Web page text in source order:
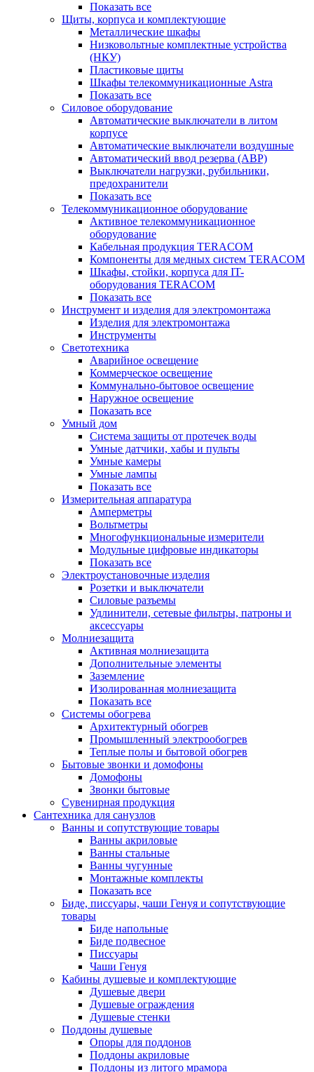
Показать все
Щиты, корпуса и комплектующие
Металлические шкафы
Низковольтные комплектные устройства
(НКУ)
Пластиковые щиты
Шкафы телекоммуникационные Astra
Показать все
Силовое оборудование
Автоматические выключатели в литом
корпусе
Автоматические выключатели воздушные
Автоматический ввод резерва (АВР)
Выключатели нагрузки, рубильники,
предохранители
Показать все
Телекоммуникационное оборудование
Активное телекоммуникационное
оборудование
Кабельная продукция TERACOM
Компоненты для медных систем TERACOM
Шкафы, стойки, корпуса для IT-
оборудования TERACOM
Показать все
Инструмент и изделия для электромонтажа
Изделия для электромонтажа
Инструменты
Светотехника
Аварийное освещение
Коммерческое освещение
Коммунально-бытовое освещение
Наружное освещение
Показать все
Умный дом
Система защиты от протечек воды
Умные датчики, хабы и пульты
Умные камеры
Умные лампы
Показать все
Измерительная аппаратура
Амперметры
Вольтметры
Многофункциональные измерители
Модульные цифровые индикаторы
Показать все
Электроустановочные изделия
Розетки и выключатели
Силовые разъемы
Удлинители, сетевые фильтры, патроны и
аксессуары
Молниезащита
Активная молниезащита
Дополнительные элементы
Заземление
Изолированная молниезащита
Показать все
Системы обогрева
Архитектурный обогрев
Промышленный электрообогрев
Теплые полы и бытовой обогрев
Бытовые звонки и домофоны
Домофоны
Звонки бытовые
Сувенирная продукция
Сантехника для санузлов
Ванны и сопутствующие товары
Ванны акриловые
Ванны стальные
Ванны чугунные
Монтажные комплекты
Показать все
Биде, писсуары, чаши Генуя и сопутствующие
товары
Биде напольные
Биде подвесное
Писсуары
Чаши Генуя
Кабины душевые и комплектующие
Душевые двери
Душевые ограждения
Душевые стенки
Поддоны душевые
Опоры для поддонов
Поддоны акриловые
Поддоны из литого мрамора